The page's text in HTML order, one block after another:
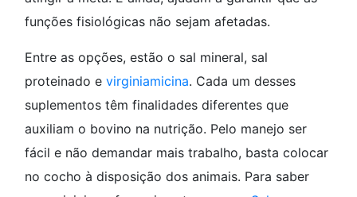
funções fisiológicas não sejam afetadas.
Entre as opções, estão o sal mineral, sal
proteinado e virginiamicina. Cada um desses
suplementos têm finalidades diferentes que
auxiliam o bovino na nutrição. Pelo manejo ser
fácil e não demandar mais trabalho, basta colocar
no cocho à disposição dos animais. Para saber